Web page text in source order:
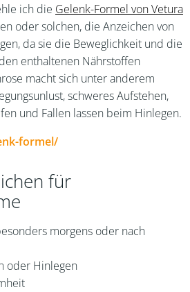
ich die Gelenk-Formel von Vetura
oder solchen, die Anzeichen von
da sie die Beweglichkeit und die
enthaltenen Nährstoffen
macht sich unter anderem
schweres Aufstehen,
und Fallen lassen beim Hinlegen.
formel/
für
morgens oder nach
oder Hinlegen